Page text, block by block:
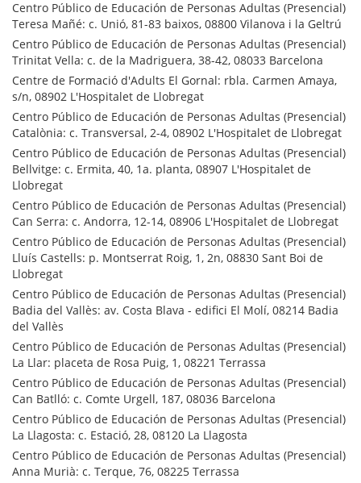
Centro Público de Educación de Personas Adultas (Presencial)
Teresa Mañé: c. Unió, 81-83 baixos, 08800 Vilanova i la Geltrú
Centro Público de Educación de Personas Adultas (Presencial)
Trinitat Vella: c. de la Madriguera, 38-42, 08033 Barcelona
Centre de Formació d'Adults El Gornal: rbla. Carmen Amaya,
s/n, 08902 L'Hospitalet de Llobregat
Centro Público de Educación de Personas Adultas (Presencial)
Catalònia: c. Transversal, 2-4, 08902 L'Hospitalet de Llobregat
Centro Público de Educación de Personas Adultas (Presencial)
Bellvitge: c. Ermita, 40, 1a. planta, 08907 L'Hospitalet de
Llobregat
Centro Público de Educación de Personas Adultas (Presencial)
Can Serra: c. Andorra, 12-14, 08906 L'Hospitalet de Llobregat
Centro Público de Educación de Personas Adultas (Presencial)
Lluís Castells: p. Montserrat Roig, 1, 2n, 08830 Sant Boi de
Llobregat
Centro Público de Educación de Personas Adultas (Presencial)
Badia del Vallès: av. Costa Blava - edifici El Molí, 08214 Badia
del Vallès
Centro Público de Educación de Personas Adultas (Presencial)
La Llar: placeta de Rosa Puig, 1, 08221 Terrassa
Centro Público de Educación de Personas Adultas (Presencial)
Can Batlló: c. Comte Urgell, 187, 08036 Barcelona
Centro Público de Educación de Personas Adultas (Presencial)
La Llagosta: c. Estació, 28, 08120 La Llagosta
Centro Público de Educación de Personas Adultas (Presencial)
Anna Murià: c. Terque, 76, 08225 Terrassa